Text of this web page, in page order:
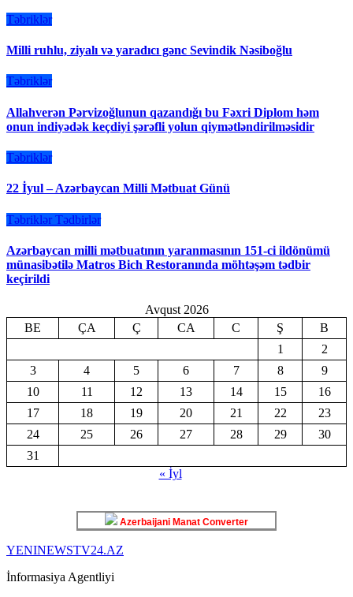
Təbriklər
Milli ruhlu, ziyalı və yaradıcı gənc Sevindik Nəsiboğlu
Təbriklər
Allahverən Pərvizoğlunun qazandığı bu Fəxri Diplom həm
onun indiyədək keçdiyi şərəfli yolun qiymətləndirilməsidir
Təbriklər
22 İyul – Azərbaycan Milli Mətbuat Günü
Təbriklər Tədbirlər
Azərbaycan milli mətbuatının yaranmasının 151-ci ildönümü
münasibətilə Matros Bich Restoranında möhtəşəm tədbir
keçirildi
Avqust 2026
BE
ÇA Ç CA C Ş
B
1
2
3
4 5 6 7 8
9
10
11 12 13 14 15
16
17
18 19 20 21 22
23
24
25 26 27 28 29
30
31
« İyl
Azerbaijani Manat Converter
YENINEWSTV24.AZ
İnformasiya Agentliyi